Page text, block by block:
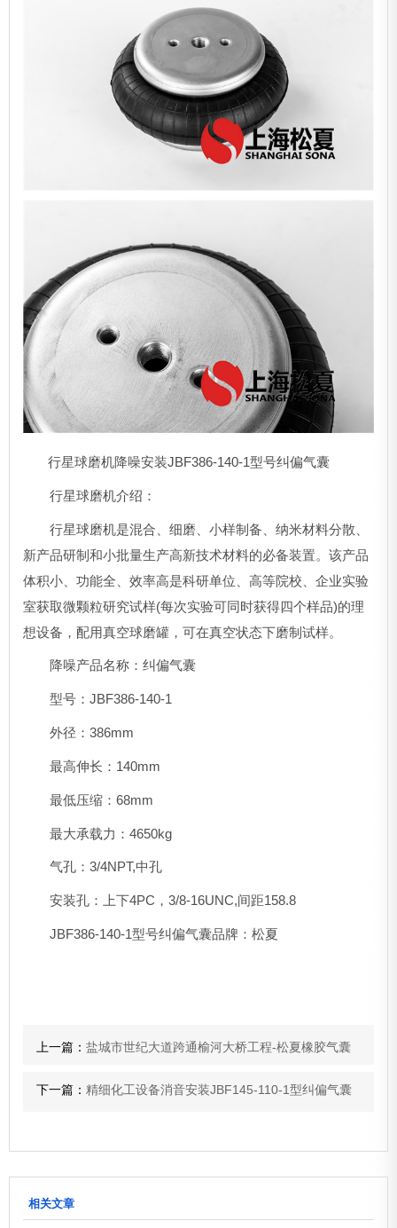
行星球磨机降噪安装JBF386-140-1型号纠偏气囊
行星球磨机介绍：
行星球磨机是混合、细磨、小样制备、纳米材料分散、
新产品研制和小批量生产高新技术材料的必备装置。该产品
体积小、功能全、效率高是科研单位、高等院校、企业实验
室获取微颗粒研究试样(每次实验可同时获得四个样品)的理
想设备，配用真空球磨罐，可在真空状态下磨制试样。
降噪产品名称：纠偏气囊
型号：JBF386-140-1
外径：386mm
最高伸长：140mm
最低压缩：68mm
最大承载力：4650kg
气孔：3/4NPT,中孔
安装孔：上下4PC，3/8-16UNC,间距158.8
JBF386-140-1型号纠偏气囊品牌：松夏
上一篇：盐城市世纪大道跨通榆河大桥工程-松夏橡胶气囊
下一篇：精细化工设备消音安装JBF145-110-1型纠偏气囊
相关文章